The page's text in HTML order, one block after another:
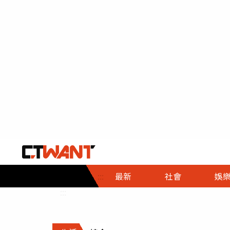
::: 最新 社會
社會首頁
時事
調查
娛樂
娛樂首頁
即時
財經首頁
熱線
政